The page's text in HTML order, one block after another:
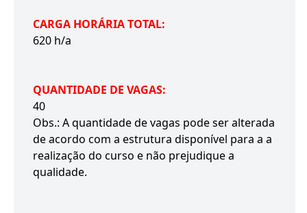
CARGA HORÁRIA TOTAL:
620 h/a
QUANTIDADE DE VAGAS:
40
Obs.: A quantidade de vagas pode ser alterada
de acordo com a estrutura disponível para a a
realização do curso e não prejudique a
qualidade.